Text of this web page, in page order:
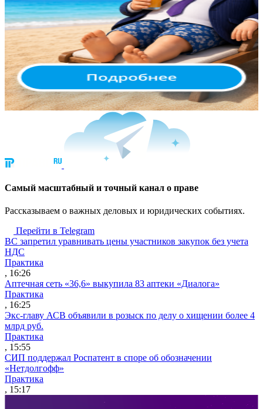
Cамый масштабный и точный канал о праве
Рассказываем о важных деловых и юридических событиях.
Перейти в Telegram
ВС запретил уравнивать цены участников закупок без учета
НДС
Практика
, 16:26
Аптечная сеть «36,6» выкупила 83 аптеки «Диалога»
Практика
, 16:25
Экс-главу АСВ объявили в розыск по делу о хищении более 4
млрд руб.
Практика
, 15:55
СИП поддержал Роспатент в споре об обозначении
«Нетдолгофф»
Практика
, 15:17